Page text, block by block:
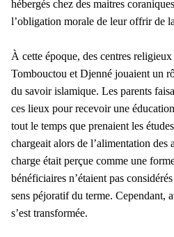
hébergés chez des maitres
l’obligation morale de leur offrir de
À cette époque, des centres
Tombouctou et Djenné jouaient un
du savoir islamique. Les parents
ces lieux pour recevoir une
tout le temps que prenaient les
chargeait alors de l’alimentation des
charge était perçue comme une
bénéficiaires n’étaient pas
sens péjoratif du terme. Cependant,
s’est transformée.